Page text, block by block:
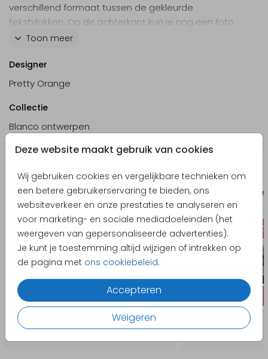
Deze website maakt gebruik van cookies
Wij gebruiken cookies en vergelijkbare technieken om
een betere gebruikerservaring te bieden, ons
websiteverkeer en onze prestaties te analyseren en
voor marketing- en sociale mediadoeleinden (het
weergeven van gepersonaliseerde advertenties).
Je kunt je toestemming altijd wijzigen of intrekken op
de pagina met ons cookiebeleid.
Accepteren
Weigeren
verschillend formaat tussen de gekleurde
tekstvlakken. Op de achterkant kun je nog een foto
plaatsen. Met een sierlijk lettertype maak je er een
romantische touch. Maak eenvoudig een uniek
ontwerp in de online editor, zo gedaan!
Toon meer
Designer
Pretty Orange
Collectie
Blanco ontwerpen
Bedankkaart geboorte